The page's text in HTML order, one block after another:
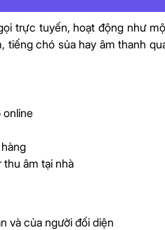
trực tuyến, hoạt động như
tiếng chó sủa hay âm thanh
online
âm tại nhà
và của người đối diện